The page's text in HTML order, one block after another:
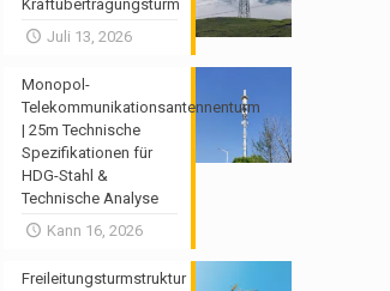
Kraftübertragungsturm
Juli 13, 2026
Monopol-
Telekommunikationsantennenturm
| 25m Technische
Spezifikationen für
HDG-Stahl &
Technische Analyse
Kann 16, 2026
Freileitungsturmstruktur